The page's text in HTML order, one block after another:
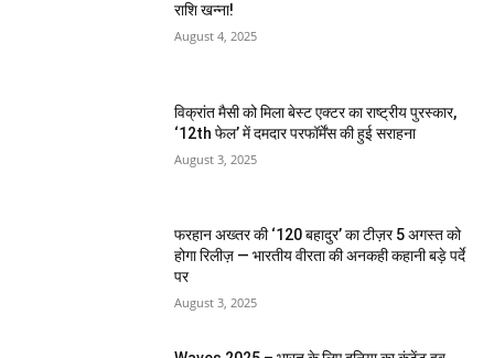
राशि खन्ना!
August 4, 2025
विक्रांत मैसी को मिला बेस्ट एक्टर का राष्ट्रीय पुरस्कार,
‘12th फेल’ में दमदार परफॉर्मेंस की हुई सराहना
August 3, 2025
फरहान अख्तर की ‘120 बहादुर’ का टीज़र 5 अगस्त को
होगा रिलीज़ — भारतीय वीरता की अनकही कहानी बड़े पर्दे
पर
August 3, 2025